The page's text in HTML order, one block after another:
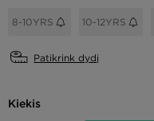
8-10YRS 10-12YRS
Patikrink dydį
Kiekis